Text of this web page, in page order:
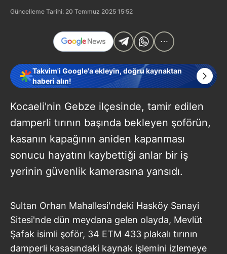
Güncelleme Tarihi: 20 Temmuz 2025 15:52
Takvim'i Google'a ekleyin, doğru kaynaktan
haberi alın!
Kocaeli'nin Gebze ilçesinde, tamir edilen
damperli tırının başında bekleyen şoförün,
kasanın kapağının aniden kapanması
sonucu hayatını kaybettiği anlar bir iş
yerinin güvenlik kamerasına yansıdı.
Sultan Orhan Mahallesi'ndeki Hasköy Sanayi
Sitesi'nde dün meydana gelen olayda, Mevlüt
Şafak isimli şoför, 34 ETM 433 plakalı tırının
damperli kasasındaki kaynak işlemini izlemeye